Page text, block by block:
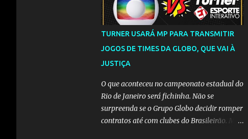
TURNER USARÁ MP PARA TRANSMITIR
JOGOS DE TIMES DA GLOBO, QUE VAI À
JUSTIÇA
O que aconteceu no campeonato estadual do
Rio de Janeiro será fichinha. Não se
surpreenda se o Grupo Globo decidir romper
contratos até com clubes do Brasileirão. Mas